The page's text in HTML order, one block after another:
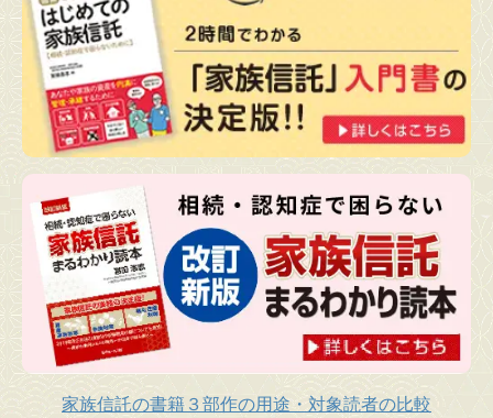
家族信託の書籍３部作の用途・対象読者の比較